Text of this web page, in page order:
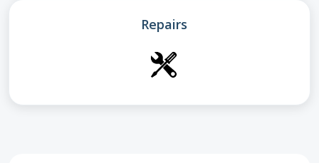
Repairs